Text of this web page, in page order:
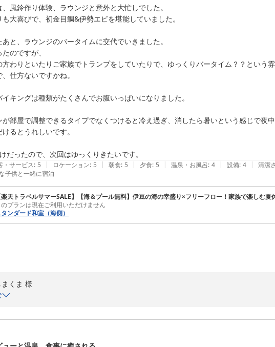
様の大切なご旅行のお手伝いができますよう、心を込めたおもてなしに努めてまい
様にお会いできます日を、心よりお待ち申し上げております。
取銀水荘
風鈴作り体験、ラウンジと意外と大忙しでした。
大喜びで、初金目鯛&伊勢エビを堪能していました。
と、ラウンジのバータイムに交代でいきました。
のですが、
方わりといたりご家族でトランプをしていたりで、ゆっくりバータイム？？という雰
仕方ないですかね。
キングは種類がたくさんでお腹いっぱいになりました。
が部屋で調整できるタイプでなくつけると冷え過ぎ、消したら暑いという感じで夜
るとうれしいです。
・サービス: 5 | ロケーション: 5 | 朝食: 5 | 夕食: 5 | 温泉・お風呂: 4 | 設備: 4 | 清潔さ
子供と一緒に宿泊
楽天トラベルサマーSALE】【海＆プール無料】伊豆の海の幸盛り×フリーフロー！家族で楽しむ夏
のプランは現在ご利用いただけません
ンダード和室（海側）
くま 様
変うれしく拝読いたしました。